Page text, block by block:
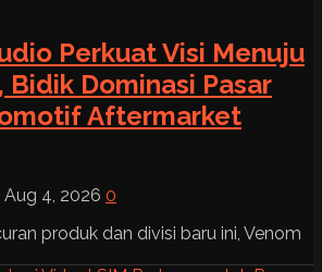
Perkuat Visi Menuju
Bidik Dominasi Pasar
Aftermarket
Aug 4, 2026 0
produk dan divisi baru ini, Venom